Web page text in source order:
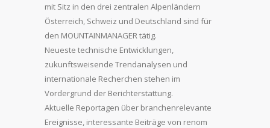
mit Sitz in den drei zentralen Alpenländern
Österreich, Schweiz und Deutschland sind für
den MOUNTAINMANAGER tätig.
Neueste technische Entwicklungen,
zukunftsweisende Trendanalysen und
internationale Recherchen stehen im
Vordergrund der Berichterstattung.
Aktuelle Reportagen über branchenrelevante
Ereignisse, interessante Beiträge von renom